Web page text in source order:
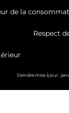
de la
Respect
Dernière mise à jour :